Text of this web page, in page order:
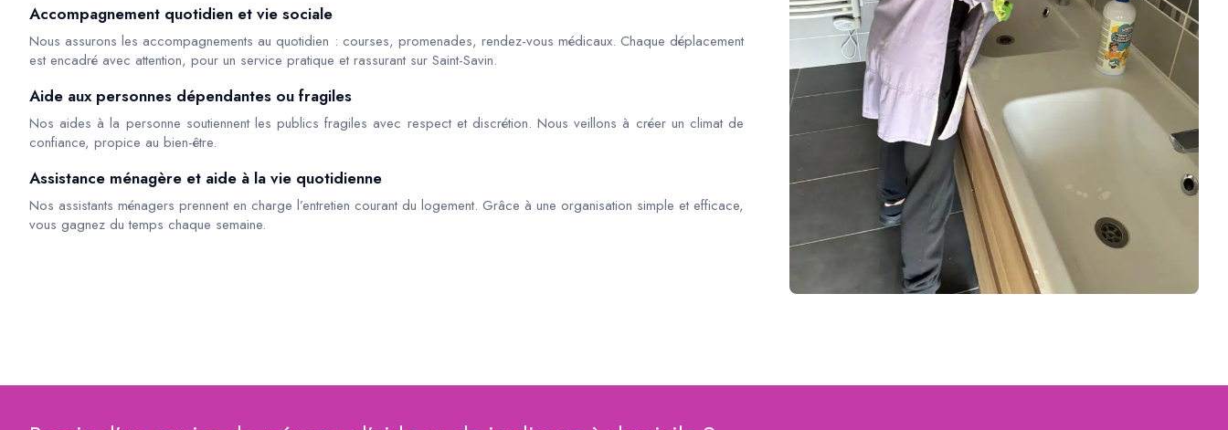
Accompagnement quotidien et vie sociale
Nous assurons les accompagnements au quotidien : courses, promenades, rendez-vous médicaux. Chaque déplacement
est encadré avec attention, pour un service pratique et rassurant sur Saint-Savin.
Aide aux personnes dépendantes ou fragiles
Nos aides à la personne soutiennent les publics fragiles avec respect et discrétion. Nous veillons à créer un climat de
confiance, propice au bien-être.
Assistance ménagère et aide à la vie quotidienne
Nos assistants ménagers prennent en charge l’entretien courant du logement. Grâce à une organisation simple et efficace,
vous gagnez du temps chaque semaine.